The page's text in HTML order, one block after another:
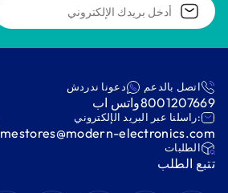
اتصل بالدعم
8001207669
دعونا ندردش
واتس اب
:راسلنا عبر البريد الإلكتروني
mestores@modern-electronics.com
‫الطلبات‬
‫تتبع الطلب‬